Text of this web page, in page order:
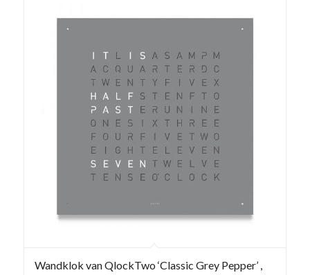
Wandklok van QlockTwo ‘Classic Grey Pepper’ ,